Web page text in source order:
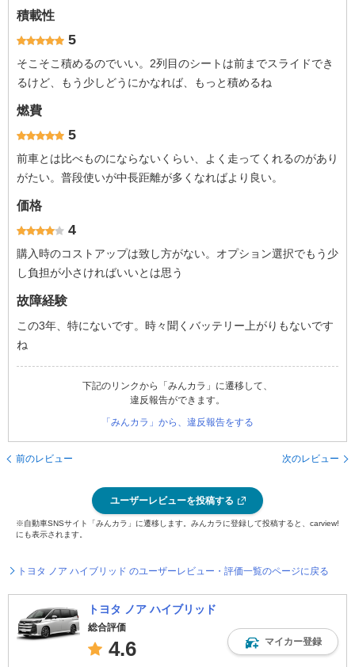
積載性
5
そこそこ積めるのでいい。2列目のシートは前までスライドでき
るけど、もう少しどうにかなれば、もっと積めるね
燃費
5
前車とは比べものにならないくらい、よく走ってくれるのがあり
がたい。普段使いが中長距離が多くなればより良い。
価格
4
購入時のコストアップは致し方がない。オプション選択でもう少
し負担が小さければいいとは思う
故障経験
この3年、特にないです。時々聞くバッテリー上がりもないです
ね
下記のリンクから「みんカラ」に遷移して、
違反報告ができます。
「みんカラ」から、違反報告をする
前のレビュー 次のレビュー
ユーザーレビューを投稿する
※自動車SNSサイト「みんカラ」に遷移します。みんカラに登録して投稿すると、carview!
にも表示されます。
トヨタ ノア ハイブリッド のユーザーレビュー・評価一覧のページに戻る
トヨタ ノア ハイブリッド
総合評価
4.6 マイカー登録